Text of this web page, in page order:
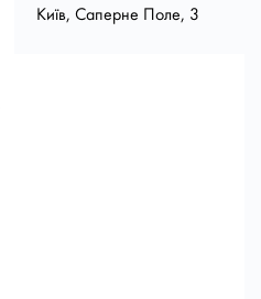
Київ, Саперне Поле, 3